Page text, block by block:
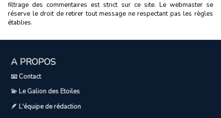
filtrage des commentaires est strict sur ce site. Le webmaster se
réserve le droit de retirer tout message ne respectant pas les règles
établies.
A PROPOS
📧 Contact
💫 Le Galion des Etoiles
🪶 L'équipe de rédaction